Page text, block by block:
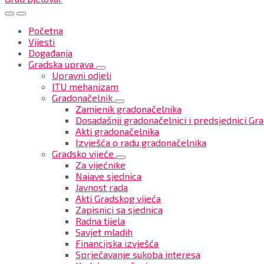
Početna
Vijesti
Događanja
Gradska uprava
Upravni odjeli
ITU mehanizam
Gradonačelnik
Zamjenik gradonačelnika
Dosadašnji gradonačelnici i predsjednici
Akti gradonačelnika
Izvješća o radu gradonačelnika
Gradsko vijeće
Za vijećnike
Najave sjednica
Javnost rada
Akti Gradskog vijeća
Zapisnici sa sjednica
Radna tijela
Savjet mladih
Financijska izvješća
Sprječavanje sukoba interesa